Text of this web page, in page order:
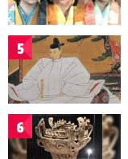
5
6